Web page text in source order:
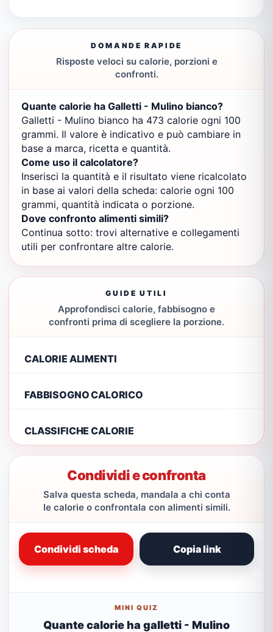
DOMANDE RAPIDE
Risposte veloci su calorie, porzioni e
confronti.
Quante calorie ha Galletti - Mulino bianco?
Galletti - Mulino bianco ha 473 calorie ogni 100
grammi. Il valore è indicativo e può cambiare in
base a marca, ricetta e quantità.
Come uso il calcolatore?
Inserisci la quantità e il risultato viene ricalcolato
in base ai valori della scheda: calorie ogni 100
grammi, quantità indicata o porzione.
Dove confronto alimenti simili?
Continua sotto: trovi alternative e collegamenti
utili per confrontare altre calorie.
GUIDE UTILI
Approfondisci calorie, fabbisogno e
confronti prima di scegliere la porzione.
CALORIE ALIMENTI
FABBISOGNO CALORICO
CLASSIFICHE CALORIE
Condividi e confronta
Salva questa scheda, mandala a chi conta
le calorie o confrontala con alimenti simili.
Condividi scheda Copia link
MINI QUIZ
Quante calorie ha galletti - Mulino